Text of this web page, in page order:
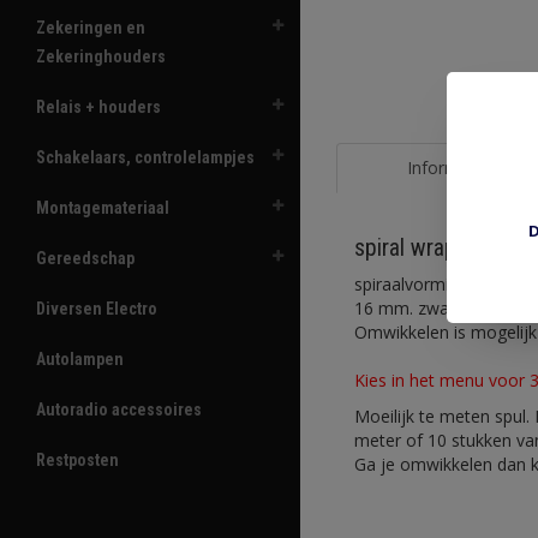
Zekeringen en
Zekeringhouders
Relais + houders
Schakelaars, controlelampjes
Montagemateriaal
Gereedschap
Diversen Electro
Autolampen
Autoradio accessoires
Restposten
Informatie
spiral wrap 9006-
spiraalvormig
16 mm. zwart. max 85
Omwikkelen is
Kies in het menu voor
Moeilijk te meten spul.
meter of 10 stukken
Ga je omwikkelen dan